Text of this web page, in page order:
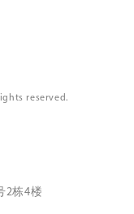
reserved.
2栋4楼